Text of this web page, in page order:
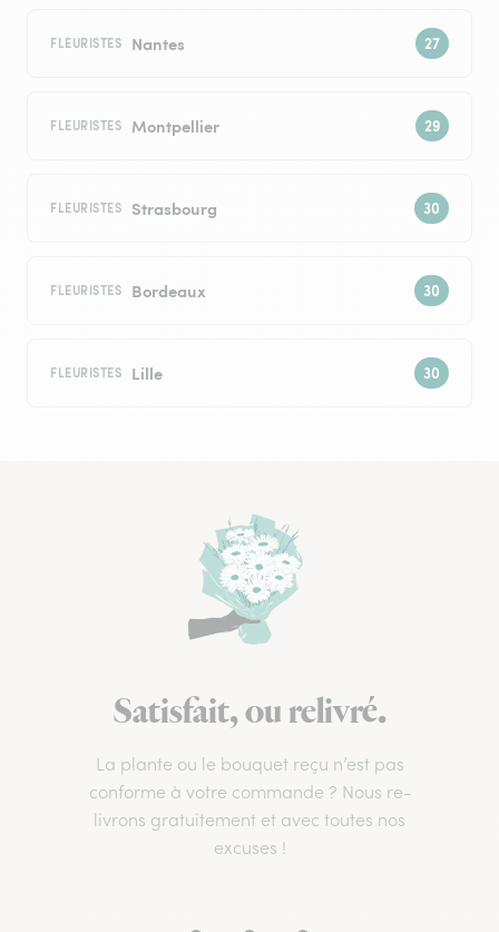
FLEURISTES Nantes
FLEURISTES Montpellier
FLEURISTES Strasbourg
FLEURISTES Bordeaux
FLEURISTES Lille
Satisfait, ou relivré.
La plante ou le bouquet reçu n’est pas
conforme à votre commande ? Nous re-
livrons gratuitement et avec toutes nos
excuses !